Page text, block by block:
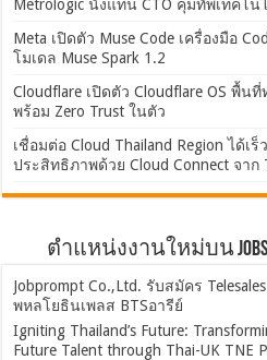
Metrologic นั่งแท่น CTO คุมทัพเทคโน
Meta เปิดตัว Muse Code เครื่องมือ
โมเดล Muse Spark 1.2
Cloudflare เปิดตัว Cloudflare OS พื้น
พร้อม Zero Trust ในตัว
เชื่อมต่อ Cloud Thailand Region ได้เ
ประสิทธิภาพด้วย Cloud Connect จาก
ตำแหน่งงานใหม่บน
Jobprompt Co.,Ltd. รับสมัคร
พหลโยธินเพลส BTSอารีย์
Igniting Thailand’s Future:
Future Talent through Thai-UK TNE